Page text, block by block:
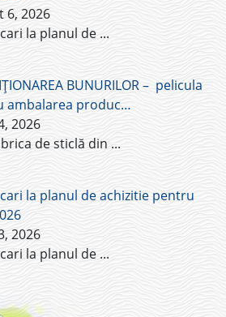
6, 2026
la planul de ...
BUNURILOR – pelicula
ambalarea produc…
2026
de sticlă din ...
la planul de achizitie pentru
2026
la planul de ...